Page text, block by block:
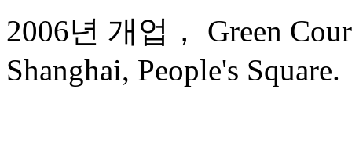
2006년 개업， Green
Shanghai, People's Square.